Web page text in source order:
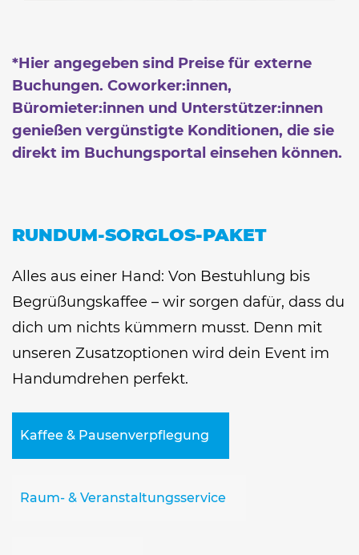
*Hier angegeben sind Preise für externe
Buchungen. Coworker:innen,
Büromieter:innen und Unterstützer:innen
genießen vergünstigte Konditionen, die sie
direkt im Buchungsportal einsehen können.
RUNDUM-SORGLOS-PAKET
Alles aus einer Hand: Von Bestuhlung bis
Begrüßungskaffee – wir sorgen dafür, dass du
dich um nichts kümmern musst. Denn mit
unseren Zusatzoptionen wird dein Event im
Handumdrehen perfekt.
Kaffee & Pausenverpflegung
Raum- & Veranstaltungsservice